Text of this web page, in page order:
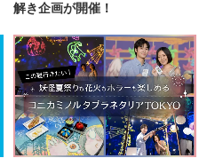
解き企画が開催！